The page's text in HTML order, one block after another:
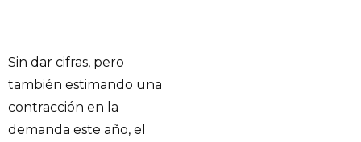
Sin dar cifras, pero
también estimando una
contracción en la
demanda este año, el